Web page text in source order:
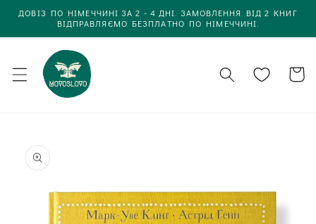
до
вмісту
ДОВІЗ ПО НІМЕЧЧИНІ ЗА 2 - 4 ДНІ. ЗАМОВЛЕННЯ ВІД 2 КНИГ
ВІДПРАВЛЯЄМО БЕЗПЛАТНО ПО НІМЕЧЧИНІ.
Кошик
інформації
про товар